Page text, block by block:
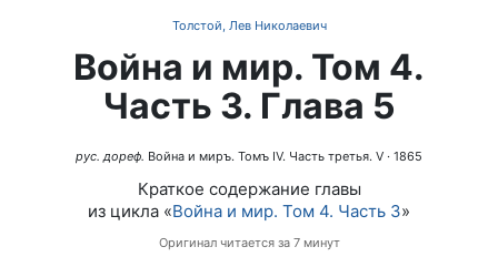
Толстой, Лев Николаевич
Война и мир. Том 4.
Часть 3. Глава 5
рус. дореф. Война и миръ. Томъ IV. Часть третья. V · 1865
Краткое содержание главы
из цикла «Война и мир. Том 4. Часть 3»
Оригинал читается за 7 минут